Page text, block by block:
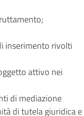
inserimento rivolti
attivo nei
di mediazione
di tutela giuridica e